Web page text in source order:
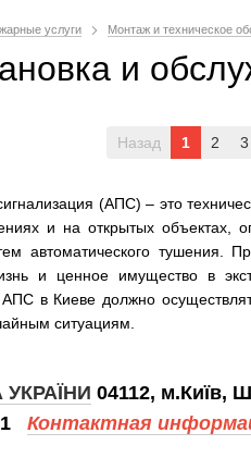
услуги Монтаж и техническое
и
Назад 1 2 3
(АПС) – это
и на открытых объектах,
автоматического тушения.
и ценное имущество в
АПС в Киеве должно
ситуациям.
04112, м.Київ,
1 Контактная